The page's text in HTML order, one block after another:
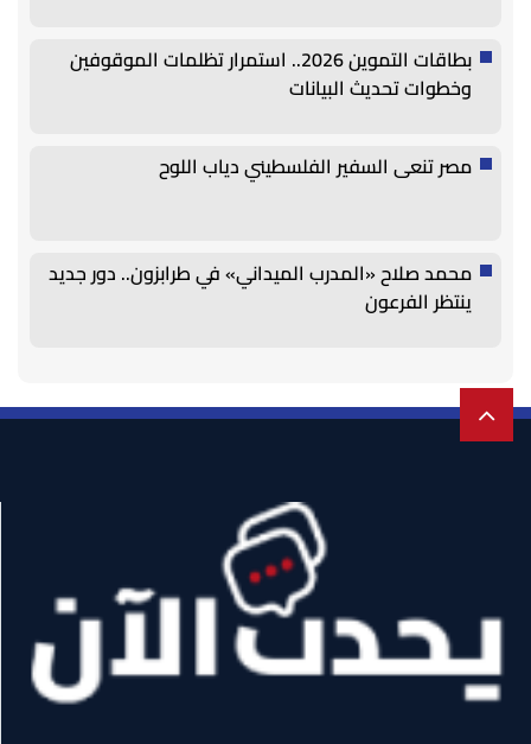
بطاقات التموين 2026.. استمرار تظلمات الموقوفين
وخطوات تحديث البيانات
مصر تنعى السفير الفلسطيني دياب اللوح
محمد صلاح «المدرب الميداني» في طرابزون.. دور جديد
ينتظر الفرعون